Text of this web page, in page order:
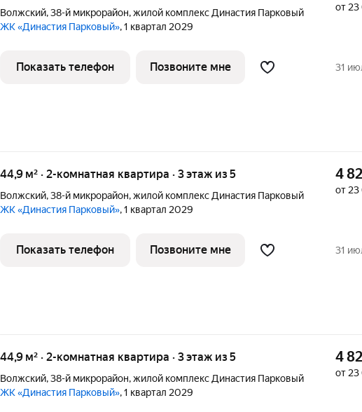
Волжский,38-й микрорайон,жилой комплекс Династия Парковый
ЖК «Династия Парковый», 1 квартал 2029
от
Показать телефон Позвоните мне 31
44,9 м² · 2-комнатная квартира · 3 этаж из 5
Волжский,38-й микрорайон,жилой комплекс Династия Парковый
ЖК «Династия Парковый», 1 квартал 2029
4
от
Показать телефон Позвоните мне 31
44,9 м² · 2-комнатная квартира · 3 этаж из 5
Волжский,38-й микрорайон,жилой комплекс Династия Парковый
ЖК «Династия Парковый», 1 квартал 2029
4
от